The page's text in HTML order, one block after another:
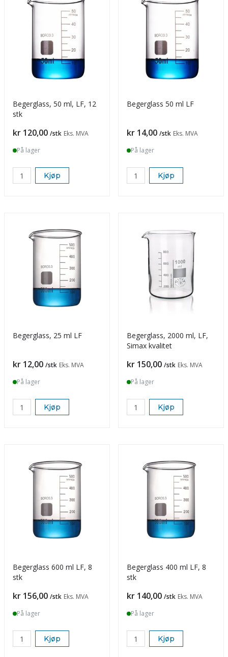
Begerglass, 50 ml, LF, 12
stk
Pris
kr 120,00 /stk Eks. MVA
På lager
Kjøp
Begerglass 50 ml LF
Pris
kr 14,00 /stk Eks. MVA
På lager
Kjøp
Begerglass, 25 ml LF
Pris
kr 12,00 /stk Eks. MVA
På lager
Kjøp
Begerglass, 2000 ml, LF,
Simax kvalitet
Pris
kr 150,00 /stk Eks. MVA
På lager
Kjøp
Begerglass 600 ml LF, 8
stk
Pris
kr 156,00 /stk Eks. MVA
På lager
Kjøp
Begerglass 400 ml LF, 8
stk
Pris
kr 140,00 /stk Eks. MVA
På lager
Kjøp